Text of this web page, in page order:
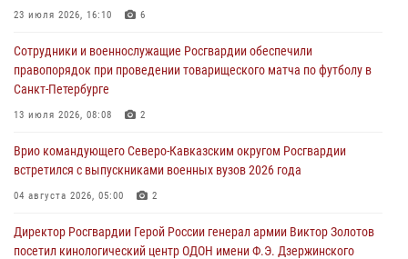
Поклонной горе в Москве (видео)
08 августа 2026, 14:10 3
В ЛНР росгвардейцы провели тренировку по единоборствам для
08 августа 2026, 13:00 1
Сотрудники Росгвардии присоединились к утренней разминке у
08 августа 2026, 09:29
23 июля 2026, 16:10 6
Сотрудники и военнослужащие Росгвардии обеспечили
правопорядок при проведении товарищеского матча по футболу в
Санкт-Петербурге
13 июля 2026, 08:08 2
Врио командующего Северо-Кавказским округом Росгвардии
встретился с выпускниками военных вузов 2026 года
04 августа 2026, 05:00 2
Директор Росгвардии Герой России генерал армии Виктор Золотов
посетил кинологический центр ОДОН имени Ф.Э. Дзержинского